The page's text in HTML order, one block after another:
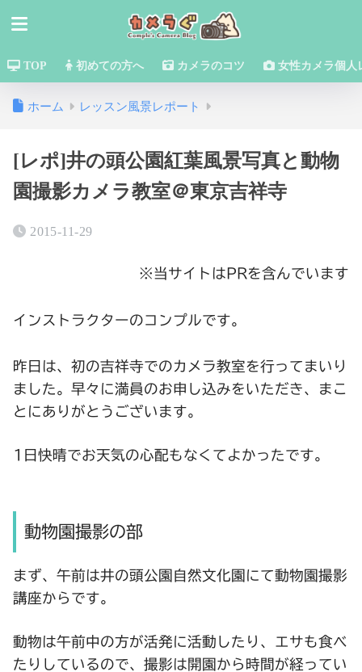
TOP 初めての方へ カメラのコツ 女性カメラ個人
ホーム レッスン風景レポート
[レポ]井の頭公園紅葉風景写真と動物
園撮影カメラ教室＠東京吉祥寺
2015-11-29
※当サイトはPRを含んでいます
インストラクターのコンプルです。
昨日は、初の吉祥寺でのカメラ教室を行ってまいり
ました。早々に満員のお申し込みをいただき、まこ
とにありがとうございます。
1日快晴でお天気の心配もなくてよかったです。
動物園撮影の部
まず、午前は井の頭公園自然文化園にて動物園撮影
講座からです。
動物は午前中の方が活発に活動したり、エサも食べ
たりしているので、撮影は開園から時間が経ってい